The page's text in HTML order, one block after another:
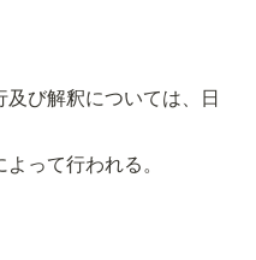
び解釈については、日
って行われる。